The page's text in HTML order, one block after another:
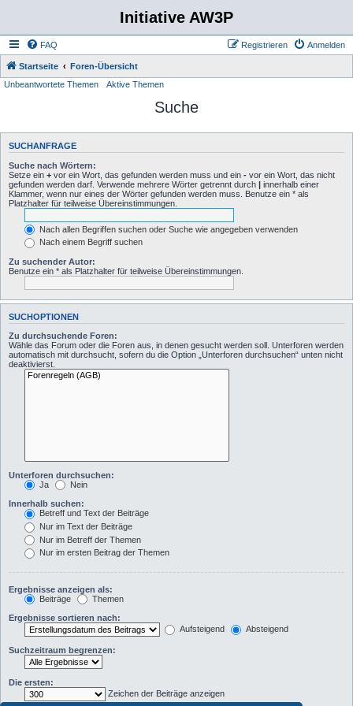
Initiative AW3P
FAQ Anmelden
Registrieren
Startseite
Foren-Übersicht
Unbeantwortete Themen
Aktive Themen
Suche
SUCHANFRAGE
Suche nach Wörtern:
Setze ein + vor ein Wort, das gefunden werden muss und ein - vor ein Wort, das nicht
gefunden werden darf. Verwende mehrere Wörter getrennt durch | innerhalb einer
Klammer, wenn nur eines der Wörter gefunden werden muss. Benutze ein * als
Platzhalter für teilweise Übereinstimmungen.
Nach allen Begriffen suchen oder Suche wie angegeben verwenden
Nach einem Begriff suchen
Zu suchender Autor:
Benutze ein * als Platzhalter für teilweise Übereinstimmungen.
SUCHOPTIONEN
Zu durchsuchende Foren:
Wähle das Forum oder die Foren aus, in denen gesucht werden soll. Unterforen werden
automatisch mit durchsucht, sofern du die Option „Unterforen durchsuchen“ unten nicht
deaktivierst.
Unterforen durchsuchen:
Ja
Nein
Innerhalb suchen:
Betreff und Text der Beiträge
Nur im Text der Beiträge
Nur im Betreff der Themen
Nur im ersten Beitrag der Themen
Ergebnisse anzeigen als:
Beiträge
Themen
Ergebnisse sortieren nach:
Aufsteigend
Absteigend
Suchzeitraum begrenzen:
Die ersten:
Zeichen der Beiträge anzeigen